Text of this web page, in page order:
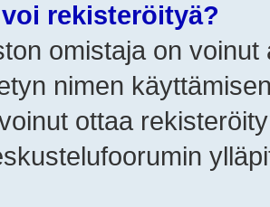
rekisteröityä?
omistaja on
nimen
ottaa